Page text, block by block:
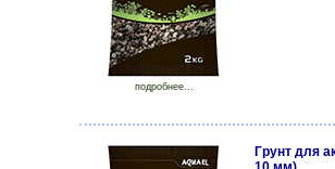
подробнее...
Грунт для